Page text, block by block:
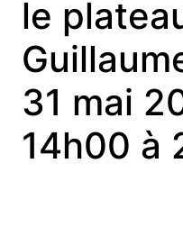
le
31 mai
14h00 à